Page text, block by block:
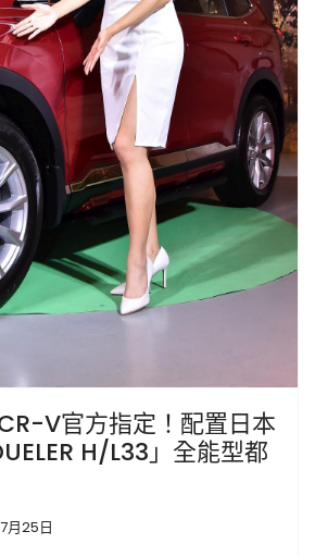
V官方指定！配置日本
H/L33」全能型都
月25日